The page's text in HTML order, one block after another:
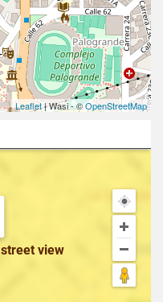
Leaflet| Wasi - ©OpenStreetMap
street view